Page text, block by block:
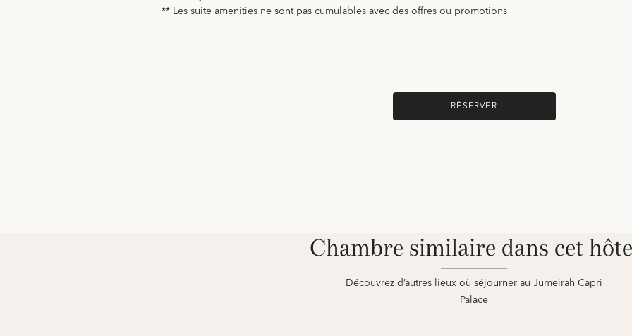
** Les suite amenities ne sont pas cumulables avec des offres ou promotions
RÉSERVER
Chambre similaire dans cet
Découvrez d’autres lieux où séjourner au Jumeirah Capri
Palace